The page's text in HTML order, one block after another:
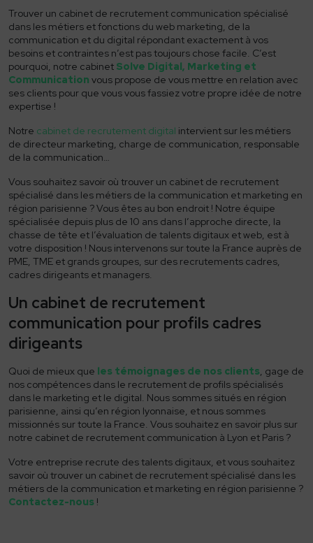
Finance et comptabilité
Fonction commerciale
Energie
Digital
Cadre dirigeant
Pourquoi Solve
À propos
L’équipe
Nos clients
Candidats
Offres d’emploi
Conseils candidats
Ressources
Actualités
Supports RH
Contact
Trouver un cabinet de recrutement communication spécialisé
dans les métiers et fonctions du web marketing, de la
communication et du digital répondant exactement à vos
besoins et contraintes n’est pas toujours chose facile. C’est
pourquoi, notre cabinet Solve Digital, Marketing et
Communication vous propose de vous mettre en relation avec
ses clients pour que vous vous fassiez votre propre idée de notre
expertise !
Notre cabinet de recrutement digital intervient sur les métiers
de directeur marketing, charge de communication, responsable
de la communication…
Vous souhaitez savoir où trouver un cabinet de recrutement
spécialisé dans les métiers de la communication et marketing en
région parisienne ? Vous êtes au bon endroit ! Notre équipe
spécialisée depuis plus de 10 ans dans l’approche directe, la
chasse de tête et l’évaluation de talents digitaux et web, est à
votre disposition ! Nous intervenons sur toute la France auprès de
PME, TME et grands groupes, sur des recrutements cadres,
cadres dirigeants et managers.
Un cabinet de recrutement
communication pour profils cadres
dirigeants
Quoi de mieux que les témoignages de nos clients, gage de
nos compétences dans le recrutement de profils spécialisés
dans le marketing et le digital. Nous sommes situés en région
parisienne, ainsi qu’en région lyonnaise, et nous sommes
missionnés sur toute la France. Vous souhaitez en savoir plus sur
notre cabinet de recrutement communication à Lyon et Paris ?
Votre entreprise recrute des talents digitaux, et vous souhaitez
savoir où trouver un cabinet de recrutement spécialisé dans les
métiers de la communication et marketing en région parisienne ?
Contactez-nous !